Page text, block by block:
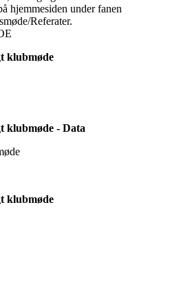
hjemmesiden under fanen
Referater.
klubmøde
klubmøde - Data
klubmøde